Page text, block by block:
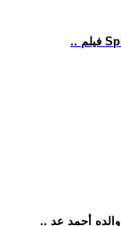
أحمد عد